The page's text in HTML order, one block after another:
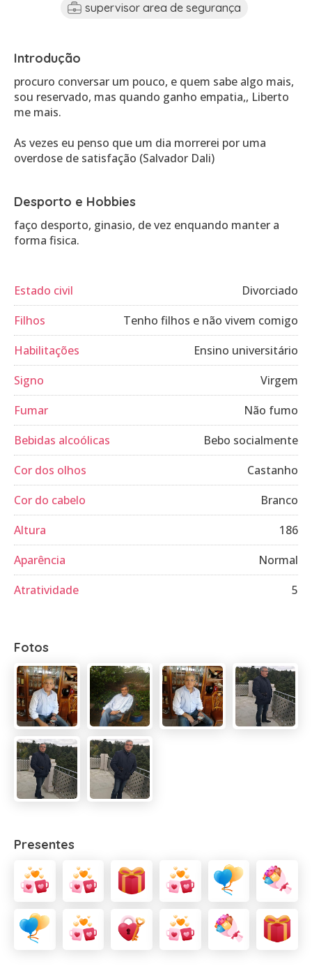
supervisor area de segurança
Introdução
procuro conversar um pouco, e quem sabe algo mais,
sou reservado, mas quando ganho empatia,, Liberto
me mais.
As vezes eu penso que um dia morrerei por uma
Desporto e Hobbies
faço desporto, ginasio, de vez enquando manter a
forma fisica.
Estado civil
Divorciado
Filhos
Tenho filhos e não vivem comigo
Habilitações
Ensino universitário
Signo
Virgem
Fumar
Não fumo
Bebidas alcoólicas
Bebo socialmente
Cor dos olhos
Castanho
Cor do cabelo
Branco
Altura
186
Aparência
Normal
Atratividade
5
Fotos
Presentes